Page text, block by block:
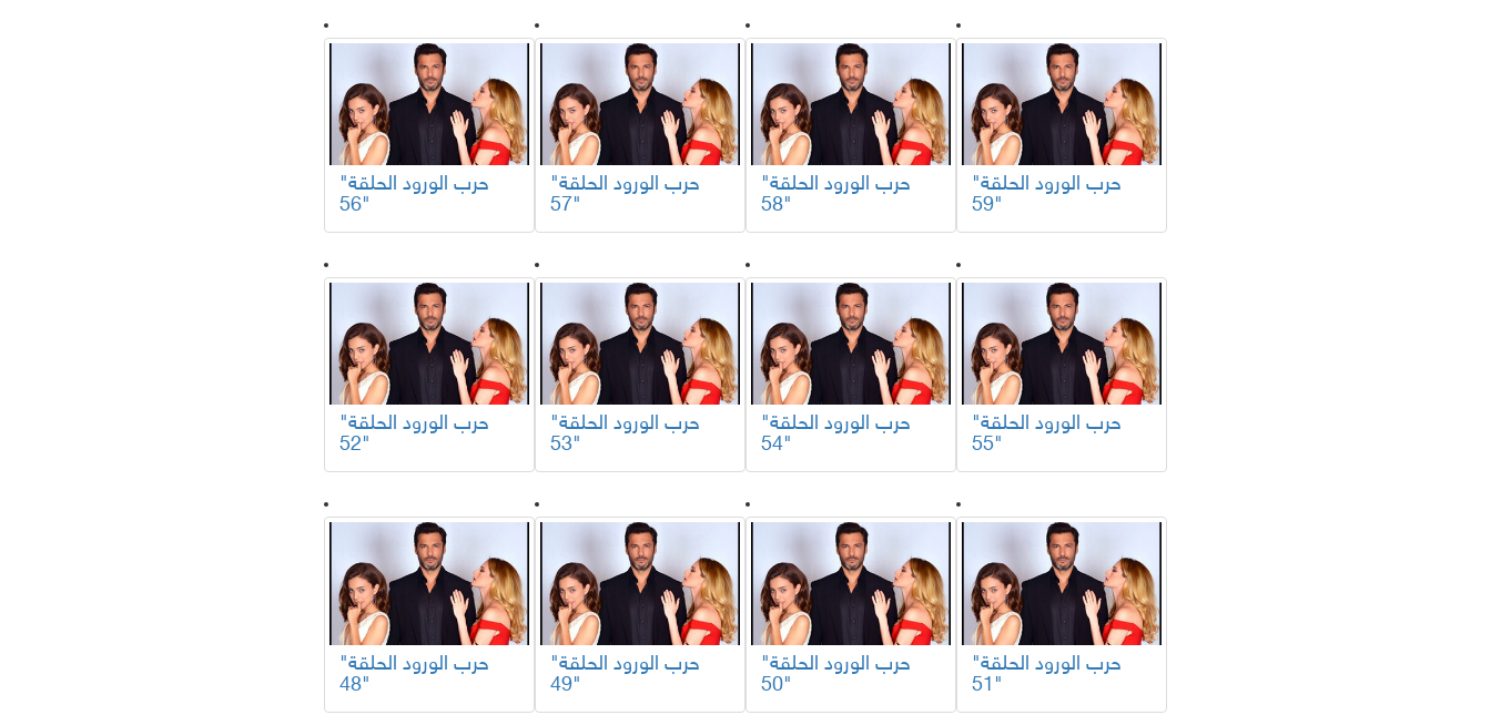
"حرب الورود الحلقة
59"
"حرب الورود الحلقة
58"
"حرب الورود الحلقة
57"
"حرب الورود الحلقة
56"
"حرب الورود الحلقة
55"
"حرب الورود الحلقة
54"
"حرب الورود الحلقة
53"
"حرب الورود الحلقة
52"
"حرب الورود الحلقة
51"
"حرب الورود الحلقة
50"
"حرب الورود الحلقة
49"
"حرب الورود الحلقة
48"